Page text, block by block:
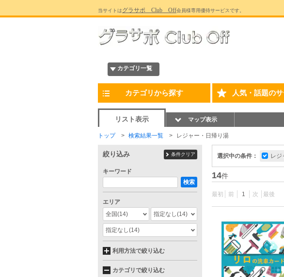
当サイトはグラサポ Club Off会員様専用優待サービスです。
カテゴリ一覧
カテゴリから探す 人気・話題の
リスト表示 マップ表示
トップ 検索結果一覧 レジャー・日帰り湯
選択中の条件： レジ
14件
最初 前 1 次 最後
絞り込み 条件クリア
キーワード
検索
エリア
全国(14) 指定なし(14)
指定なし(14)
利用方法で絞り込む
カテゴリで絞り込む